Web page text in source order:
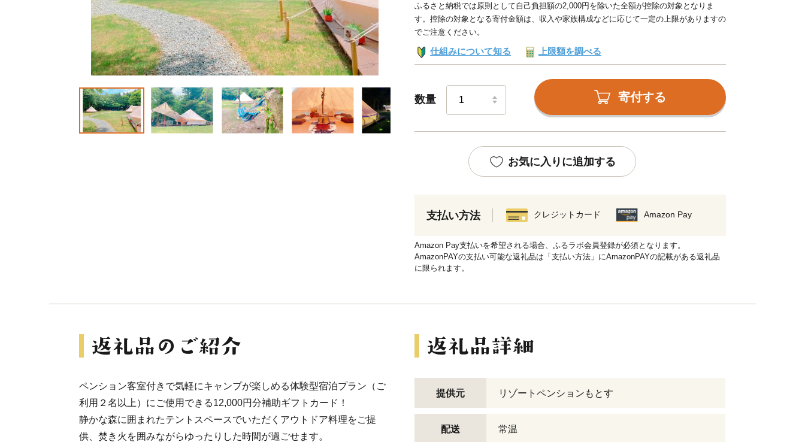
ふるさと納税では原則として自己負担額の2,000円を除いた全額が控除の対象となりま
す。控除の対象となる寄付金額は、収入や家族構成などに応じて一定の上限がありますの
でご注意ください。
仕組みについて知る 上限額を調べる
数量 寄付する
お気に入りに追加する
支払い方法 クレジットカード Amazon Pay
Amazon Pay支払いを希望される場合、ふるラボ会員登録が必須となります。
AmazonPAYの支払い可能な返礼品は「支払い方法」にAmazonPAYの記載がある返礼品
に限られます。
ペンション客室付きで気軽にキャンプが楽しめる体験型宿泊プラン（ご
利用２名以上）にご使用できる12,000円分補助ギフトカード！
静かな森に囲まれたテントスペースでいただくアウトドア料理をご提
供、焚き火を囲みながらゆったりした時間が過ごせます。
提供元 リゾートペンションもとす
配送 常温